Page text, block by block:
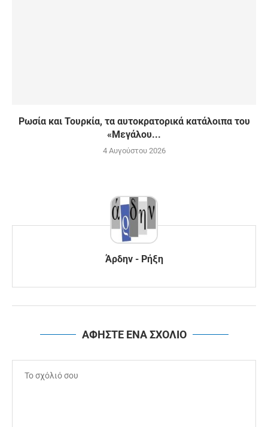
Ρωσία και Τουρκία, τα αυτοκρατορικά κατάλοιπα του
«Μεγάλου...
4 Αυγούστου 2026
Άρδην - Ρήξη
ΑΦΗΣΤΕ ΕΝΑ ΣΧΟΛΙΟ